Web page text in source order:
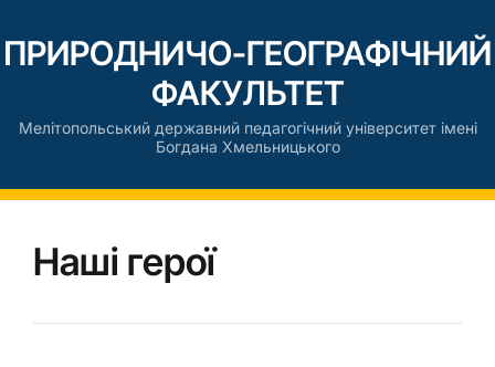
ПРИРОДНИЧО-ГЕОГРАФІЧНИЙ
ФАКУЛЬТЕТ
Мелітопольський державний педагогічний університет імені
Богдана Хмельницького
Наші герої